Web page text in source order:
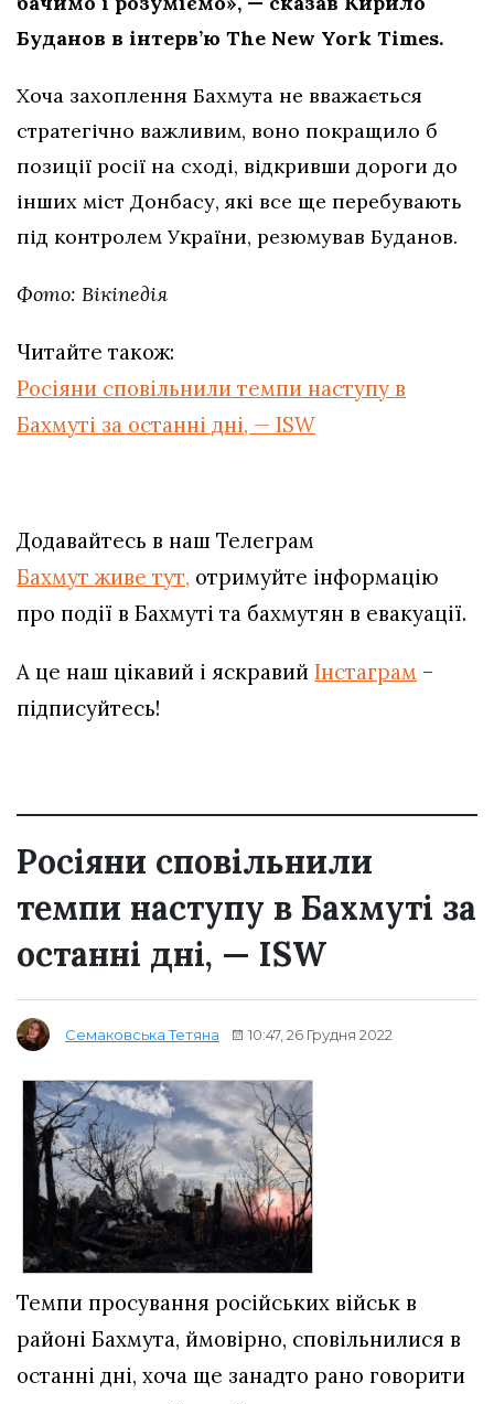
Буданов в інтерв’ю The New York Times.
Хоча захоплення Бахмута не вважається
стратегічно важливим, воно покращило б
позиції росії на сході, відкривши дороги до
інших міст Донбасу, які все ще перебувають
під контролем України, резюмував Буданов.
Фото: Вікіпедія
Читайте також:
Росіяни сповільнили темпи наступу в
Бахмуті за останні дні, — ISW
Додавайтесь в наш Телеграм
Бахмут живе тут, отримуйте інформацію
про події в Бахмуті та бахмутян в евакуації.
А це наш цікавий і яскравий Інстаграм –
підписуйтесь!
Росіяни сповільнили
темпи наступу в Бахмуті за
останні дні, — ISW
Семаковська Тетяна 10:47, 26 Грудня 2022
Темпи просування російських військ в
районі Бахмута, ймовірно, сповільнилися в
останні дні, хоча ще занадто рано говорити